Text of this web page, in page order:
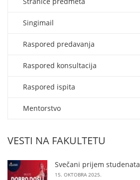
Singimail
Raspored predavanja
Raspored konsultacija
Raspored ispita
Mentorstvo
VESTI NA FAKULTETU
Svečani prijem studenata
15. OKTOBRA 2025.